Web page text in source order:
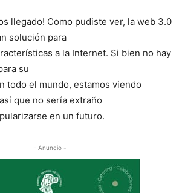
llegado! Como pudiste ver, la web 3.0
solución para
a la Internet. Si bien no hay
su
todo el mundo, estamos viendo
que no sería extraño
en un futuro.
- Anuncio -